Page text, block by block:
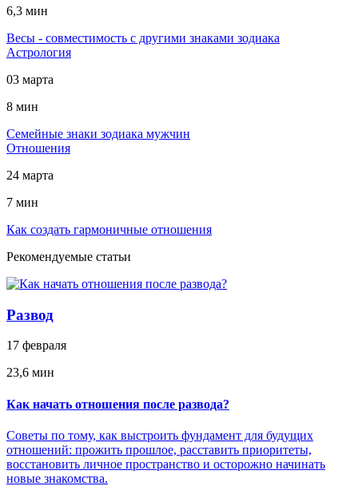
6,3 мин
Весы - совместимость с другими знаками зодиака
Астрология
03 марта
8 мин
Cемейные знаки зодиака мужчин
Отношения
24 марта
7 мин
Как создать гармоничные отношения
Рекомендуемые статьи
Развод
17 февраля
23,6 мин
Как начать отношения после развода?
Советы по тому, как выстроить фундамент для будущих
отношений: прожить прошлое, расставить приоритеты,
восстановить личное пространство и осторожно начинать
новые знакомства.